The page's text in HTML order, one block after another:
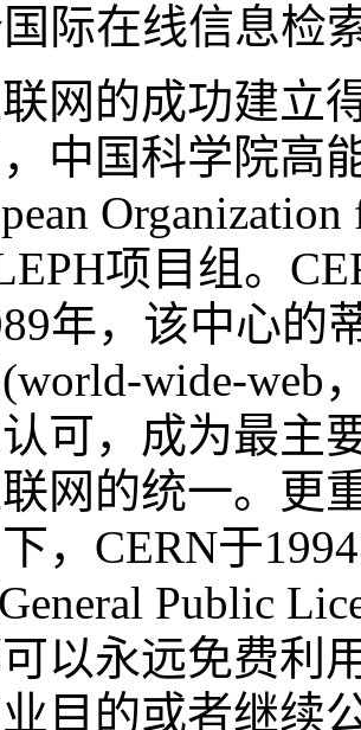
际在线信息检
网的成功建立
中国科学院高
项目组。
年，该中心的
wide-web
可，成为最主
网的统一。更
，CERN于
Public
以永远免费利
目的或者继续